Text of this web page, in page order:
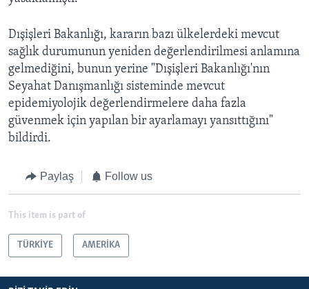
Dışişleri Bakanlığı, kararın bazı ülkelerdeki mevcut
sağlık durumunun yeniden değerlendirilmesi anlamına
gelmediğini, bunun yerine "Dışişleri Bakanlığı'nın
Seyahat Danışmanlığı sisteminde mevcut
epidemiyolojik değerlendirmelere daha fazla
güvenmek için yapılan bir ayarlamayı yansıttığını"
bildirdi.
Paylaş Follow us
This item is part of
TÜRKİYE AMERİKA